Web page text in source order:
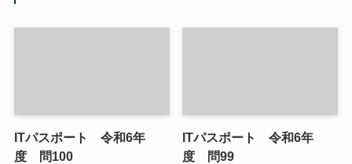
ITパスポート 令和6年
度 問100
ITパスポート 令和6年
度 問99